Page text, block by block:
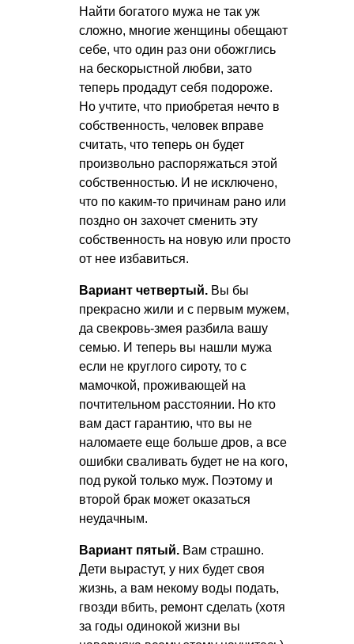
Найти богатого мужа не так уж
сложно, многие женщины обещают
себе, что один раз они обожглись
на бескорыстной любви, зато
теперь продадут себя подороже.
Но учтите, что приобретая нечто в
собственность, человек вправе
считать, что теперь он будет
произвольно распоряжаться этой
собственностью. И не исключено,
что по каким-то причинам рано или
поздно он захочет сменить эту
собственность на новую или просто
от нее избавиться.
Вариант четвертый. Вы бы
прекрасно жили и с первым мужем,
да свекровь-змея разбила вашу
семью. И теперь вы нашли мужа
если не круглого сироту, то с
мамочкой, проживающей на
почтительном расстоянии. Но кто
вам даст гарантию, что вы не
наломаете еще больше дров, а все
ошибки сваливать будет не на кого,
под рукой только муж. Поэтому и
второй брак может оказаться
неудачным.
Вариант пятый. Вам страшно.
Дети вырастут, у них будет своя
жизнь, а вам некому воды подать,
гвозди вбить, ремонт сделать (хотя
за годы одинокой жизни вы